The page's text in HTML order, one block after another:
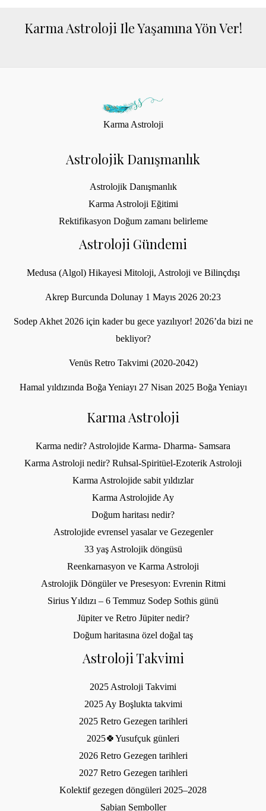
Karma Astroloji Ile Yaşamına Yön Ver!
Karma Astroloji
Astrolojik Danışmanlık
Astrolojik Danışmanlık
Karma Astroloji Eğitimi
Rektifikasyon Doğum zamanı belirleme
Astroloji Gündemi
Medusa (Algol) Hikayesi Mitoloji, Astroloji ve Bilinçdışı
Akrep Burcunda Dolunay 1 Mayıs 2026 20:23
Sodep Akhet 2026 için kader bu gece yazılıyor! 2026’da bizi ne
bekliyor?
Venüs Retro Takvimi (2020-2042)
Hamal yıldızında Boğa Yeniayı 27 Nisan 2025 Boğa Yeniayı
Karma Astroloji
Karma nedir? Astrolojide Karma- Dharma- Samsara
Karma Astroloji nedir? Ruhsal-Spiritüel-Ezoterik Astroloji
Karma Astrolojide sabit yıldızlar
Karma Astrolojide Ay
Doğum haritası nedir?
Astrolojide evrensel yasalar ve Gezegenler
33 yaş Astrolojik döngüsü
Reenkarnasyon ve Karma Astroloji
Astrolojik Döngüler ve Presesyon: Evrenin Ritmi
Sirius Yıldızı – 6 Temmuz Sodep Sothis günü
Jüpiter ve Retro Jüpiter nedir?
Doğum haritasına özel doğal taş
Astroloji Takvimi
2025 Astroloji Takvimi
2025 Ay Boşlukta takvimi
2025 Retro Gezegen tarihleri
2025🍀Yusufçuk günleri
2026 Retro Gezegen tarihleri
2027 Retro Gezegen tarihleri
Kolektif gezegen döngüleri 2025–2028
Sabian Semboller